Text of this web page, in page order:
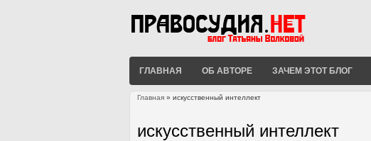
ГЛАВНАЯ ОБ АВТОРЕ ЗАЧЕМ ЭТОТ БЛОГ
Главная » искусственный интеллект
искусственный интеллект